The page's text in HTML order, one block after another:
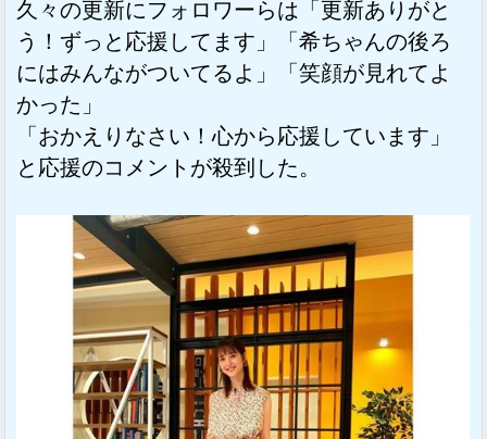
久々の更新にフォロワーらは「更新ありがと
う！ずっと応援してます」「希ちゃんの後ろ
にはみんながついてるよ」「笑顔が見れてよ
かった」
「おかえりなさい！心から応援しています」
と応援のコメントが殺到した。